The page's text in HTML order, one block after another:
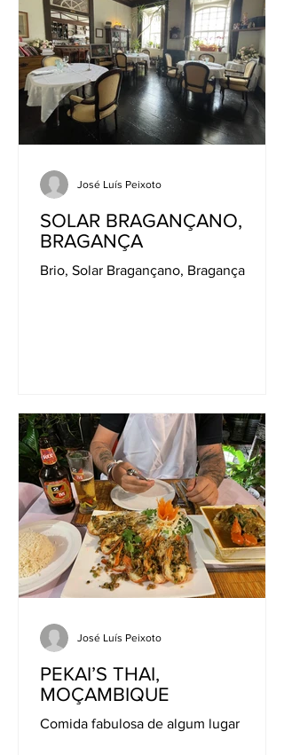
SOLAR BRAGANÇANO,
BRAGANÇA
Brio, Solar Bragançano, Bragança
José Luís Peixoto
PEKAI’S THAI,
MOÇAMBIQUE
Comida fabulosa de algum lugar
José Luís Peixoto